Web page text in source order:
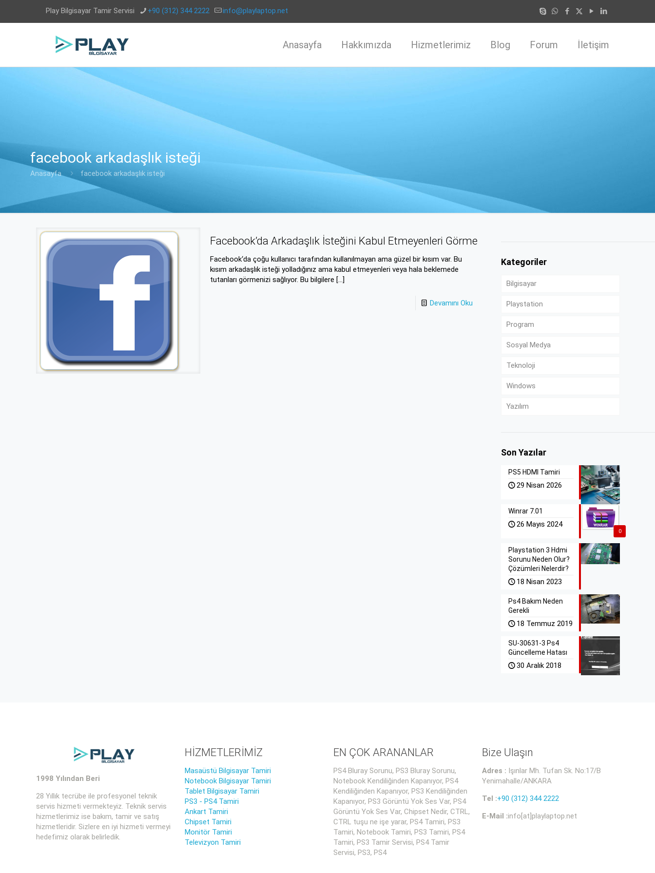
Play Bilgisayar Tamir Servisi +90 (312) 344 2222 info@playlaptop.net
Anasayfa Hakkımızda Hizmetlerimiz Blog Forum İletişim
facebook arkadaşlık isteği
Anasayfa facebook arkadaşlık isteği
Facebook’da Arkadaşlık İsteğini Kabul Etmeyenleri Görme
Facebook‘da çoğu kullanıcı tarafından kullanılmayan ama güzel bir kısım var. Bu
kısım arkadaşlık isteği yolladığınız ama kabul etmeyenleri veya hala beklemede
tutanları görmenizi sağlıyor. Bu bilgilere […]
Devamını Oku
Kategoriler
Bilgisayar
Playstation
Program
Sosyal Medya
Teknoloji
Windows
Yazılım
Son Yazılar
PS5 HDMI Tamiri
29 Nisan 2026
0
Winrar 7.01
26 Mayıs 2024
Playstation 3 Hdmi
Sorunu Neden Olur?
Çözümleri Nelerdir?
18 Nisan 2023
Ps4 Bakım Neden
Gerekli
18 Temmuz 2019
SU-30631-3 Ps4
Güncelleme Hatası
30 Aralık 2018
1998 Yılından Beri
28 Yıllık tecrübe ile profesyonel teknik
servis hizmeti vermekteyiz. Teknik servis
hizmetlerimiz ise bakım, tamir ve satış
hizmetleridir. Sizlere en iyi hizmeti vermeyi
hedefimiz olarak belirledik.
HİZMETLERİMİZ
Masaüstü Bilgisayar Tamiri
Notebook Bilgisayar Tamiri
Tablet Bilgisayar Tamiri
PS3 - PS4 Tamiri
Ankart Tamiri
Chipset Tamiri
Monitör Tamiri
Televizyon Tamiri
EN ÇOK ARANANLAR
PS4 Bluray Sorunu, PS3 Bluray Sorunu,
Notebook Kendiliğinden Kapanıyor, PS4
Kendiliğinden Kapanıyor, PS3 Kendiliğinden
Kapanıyor, PS3 Görüntü Yok Ses Var, PS4
Görüntü Yok Ses Var, Chipset Nedir, CTRL,
CTRL tuşu ne işe yarar, PS4 Tamiri, PS3
Tamiri, Notebook Tamiri, PS3 Tamiri, PS4
Tamiri, PS3 Tamir Servisi, PS4 Tamir
Servisi, PS3, PS4
Bize Ulaşın
Adres : Işınlar Mh. Tufan Sk. No:17/B
Yenimahalle/ANKARA
Tel :+90 (312) 344 2222
E-Mail :info[at]playlaptop.net